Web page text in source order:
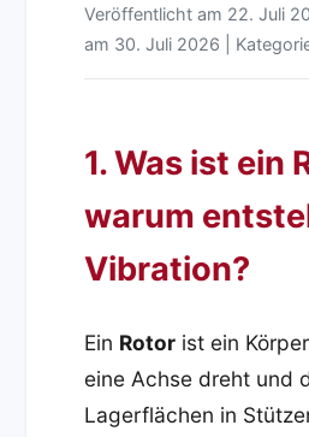
Veröffentlicht am 22. Juli
am 30. Juli 2026 |
1. Was ist ein
warum
Vibration?
Ein Rotor ist ein
eine Achse dreht und
Lagerflächen in